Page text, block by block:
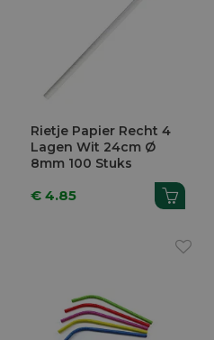
Rietje Papier Recht 4
Lagen Wit 24cm Ø
8mm 100 Stuks
€ 4.85